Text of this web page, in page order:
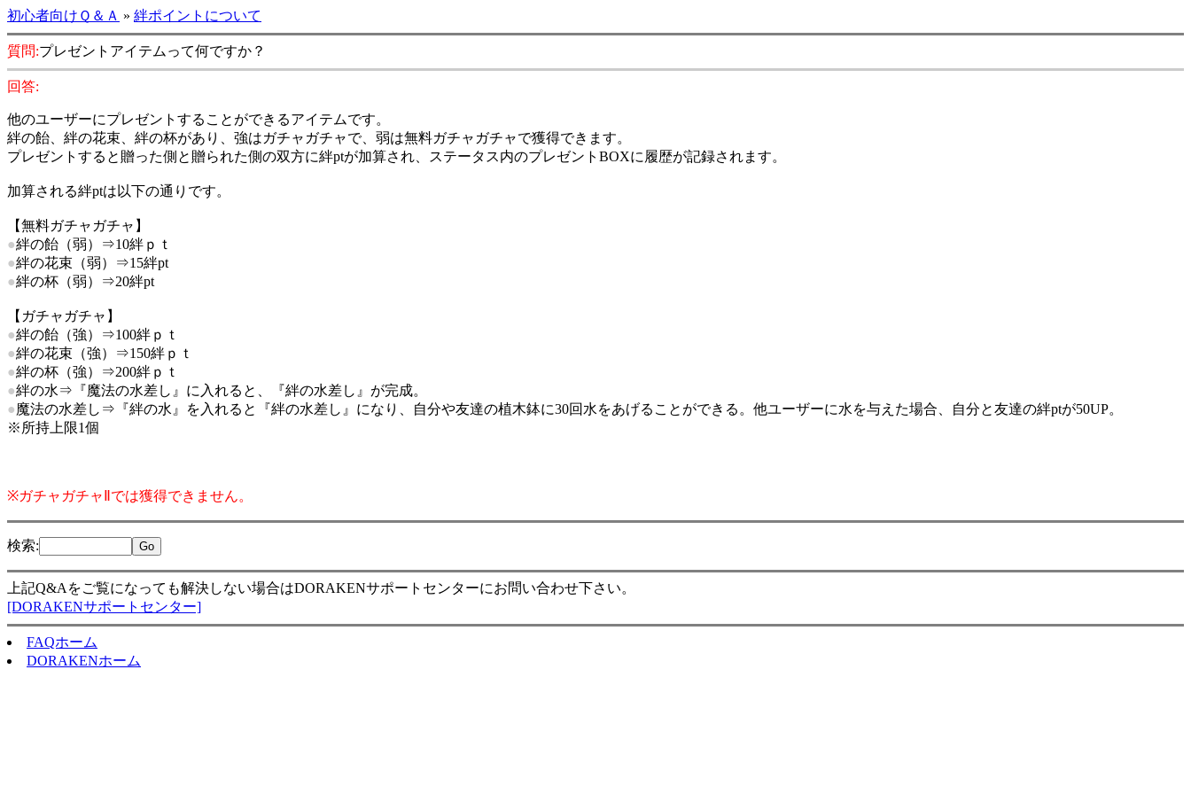
初心者向けＱ＆Ａ » 絆ポイントについて
質問:プレゼントアイテムって何ですか？
回答:
他のユーザーにプレゼントすることができるアイテムです。
絆の飴、絆の花束、絆の杯があり、強はガチャガチャで、弱は無料ガチャガチャで獲得できます。
プレゼントすると贈った側と贈られた側の双方に絆ptが加算され、ステータス内のプレゼントBOXに履歴が記録されます。
加算される絆ptは以下の通りです。
【無料ガチャガチャ】
●絆の飴（弱）⇒10絆ｐｔ
●絆の花束（弱）⇒15絆pt
●絆の杯（弱）⇒20絆pt
【ガチャガチャ】
●絆の飴（強）⇒100絆ｐｔ
●絆の花束（強）⇒150絆ｐｔ
●絆の杯（強）⇒200絆ｐｔ
●絆の水⇒『魔法の水差し』に入れると、『絆の水差し』が完成。
●魔法の水差し⇒『絆の水』を入れると『絆の水差し』になり、自分や友達の植木鉢に30回水をあげることができる。他ユーザーに水を与えた場合、自分と友達の絆ptが50UP。
※所持上限1個
※ガチャガチャⅡでは獲得できません。
検索:
上記Q&Aをご覧になっても解決しない場合はDORAKENサポートセンターにお問い合わせ下さい。
[DORAKENサポートセンター]
FAQホーム
DORAKENホーム